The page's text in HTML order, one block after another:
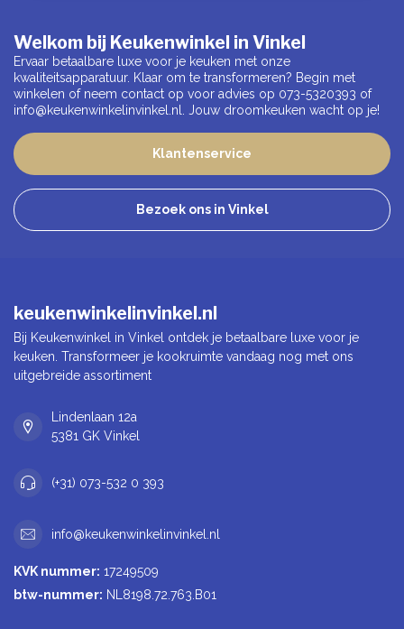
Welkom bij Keukenwinkel in Vinkel
Ervaar betaalbare luxe voor je keuken met onze
kwaliteitsapparatuur. Klaar om te transformeren? Begin met
winkelen of neem contact op voor advies op 073-5320393 of
info@keukenwinkelinvinkel.nl
. Jouw droomkeuken wacht op je!
Klantenservice
Bezoek ons in Vinkel
keukenwinkelinvinkel.nl
Bij Keukenwinkel in Vinkel ontdek je betaalbare luxe voor je
keuken. Transformeer je kookruimte vandaag nog met ons
uitgebreide assortiment
Lindenlaan 12a
5381 GK Vinkel
(+31) 073-532 0 393
info@keukenwinkelinvinkel.nl
KVK nummer: 17249509
btw-nummer: NL8198.72.763.B01